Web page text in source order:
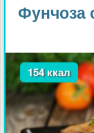
Фунчоза
154 ккал